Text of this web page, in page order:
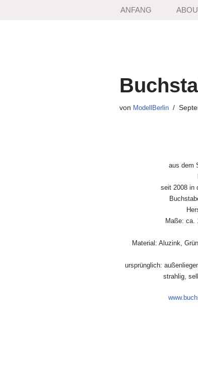
ANFANG
von ModellBerlin
aus dem
seit 2008 in
Maße: ca.
Material: Aluzink,
ursprünglich:
strahlig,